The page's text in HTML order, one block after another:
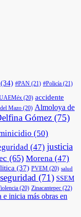
(34) #PAN (21) #Policía (21)
(20) accidente
Mazo (20) Almoloya de
Gómez (75)
(50)
(47) justicia
(65) Morena (47)
(37) PVEM (20) salud
seguridad (71) SSEM
(20) Zinacantepec (22)